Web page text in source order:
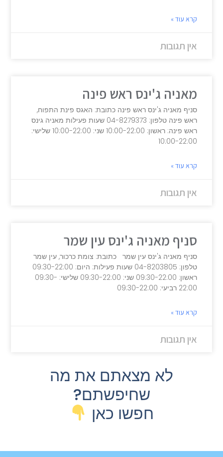
קרא עוד »
אין תגובות
מאניה ג'ינס ראש פינה
סניף מאניה ג'ינס ראש פינה כתובת: האגס פינת התפוח,
ראש פינה טלפון: 04-8279373 שעות פעילות מאניה גינס
ראש פינה: ראשון: 10:00-22:00 שני: 10:00-22:00 שלישי:
10:00-22:00
קרא עוד »
אין תגובות
סניף מאניה ג'ינס עין שמר
סניף מאניה ג'ינס עין שמר כתובת: צומת כרכור, עין שמר
טלפון: 04-8203805 שעות פעילות: היום: 09:30-22:00
ראשון: 09:30-22:00 שני: 09:30-22:00 שלישי: 09:30-
22:00 רביעי: 09:30-22:00
קרא עוד »
אין תגובות
לא מצאתם את מה
שחיפשתם?
חפשו כאן ​